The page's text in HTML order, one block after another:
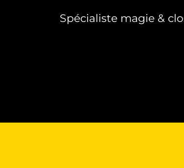
Spécialiste magie &